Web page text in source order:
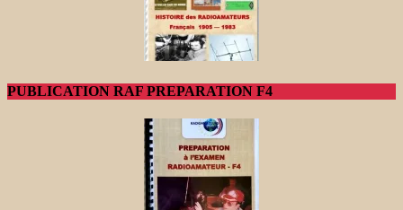
PUBLICATION RAF PREPARATION F4